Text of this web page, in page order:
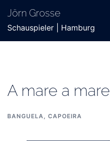
Inhalt
springen
Jörn Grosse
Schauspieler | Hamburg
A mare a mare
BANGUELA, CAPOEIRA